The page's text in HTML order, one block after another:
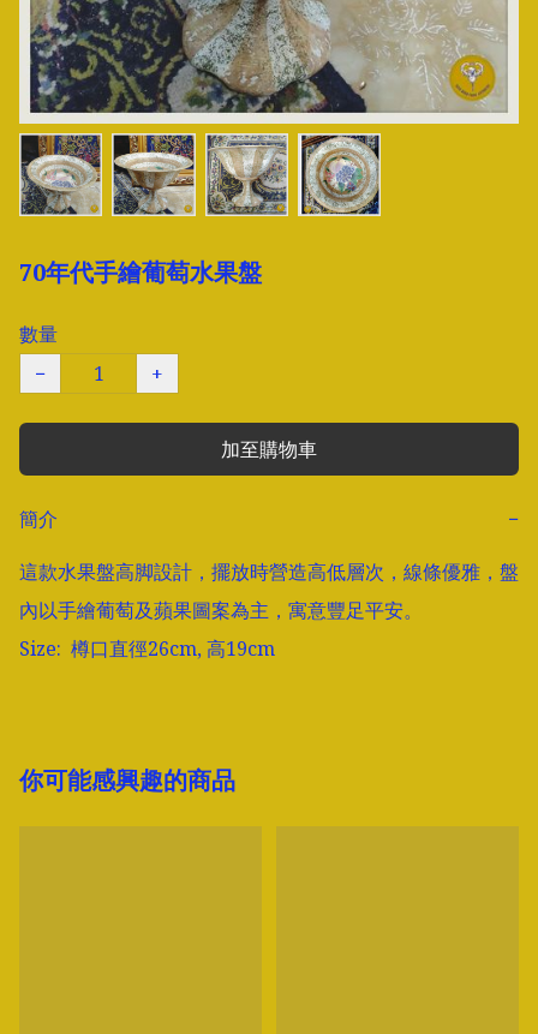
70年代手繪葡萄水果盤
數量
−
+
加至購物車
簡介
−
這款水果盤高脚設計，擺放時營造高低層次，線條優雅，盤
內以手繪葡萄及蘋果圖案為主，寓意豐足平安。
Size:  樽口直徑26cm, 高19cm
你可能感興趣的商品